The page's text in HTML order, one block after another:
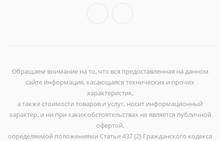
Обращаем внимание на то, что вся предоставленная на данном
сайте информация, касающаяся технических и прочих
характеристик,
а также стоимости товаров и услуг, носит информационный
характер, и ни при каких обстоятельствах не является публичной
офертой,
определяемой положениями Статьи 437 (2) Гражданского кодекса